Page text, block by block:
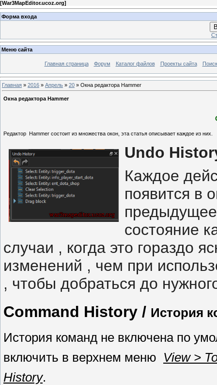
[War3MapEditor.ucoz.org]
Форма входа
Меню сайта
Главная страница Форум Каталог файлов Проекты сайта
Главная » 2016 » Апрель » 20 » Окна редактора Hammer
Окна редактора Hammer
Редактор Hammer состоит из множества окон, эта статья описывает каждое из них.
Undo
Каждое
появится в
состояние
случаи , когда это гораздо
изменений , чем при
, чтобы добраться до
Command History / История
История команд не включена по
включить в верхнем меню View >
History.